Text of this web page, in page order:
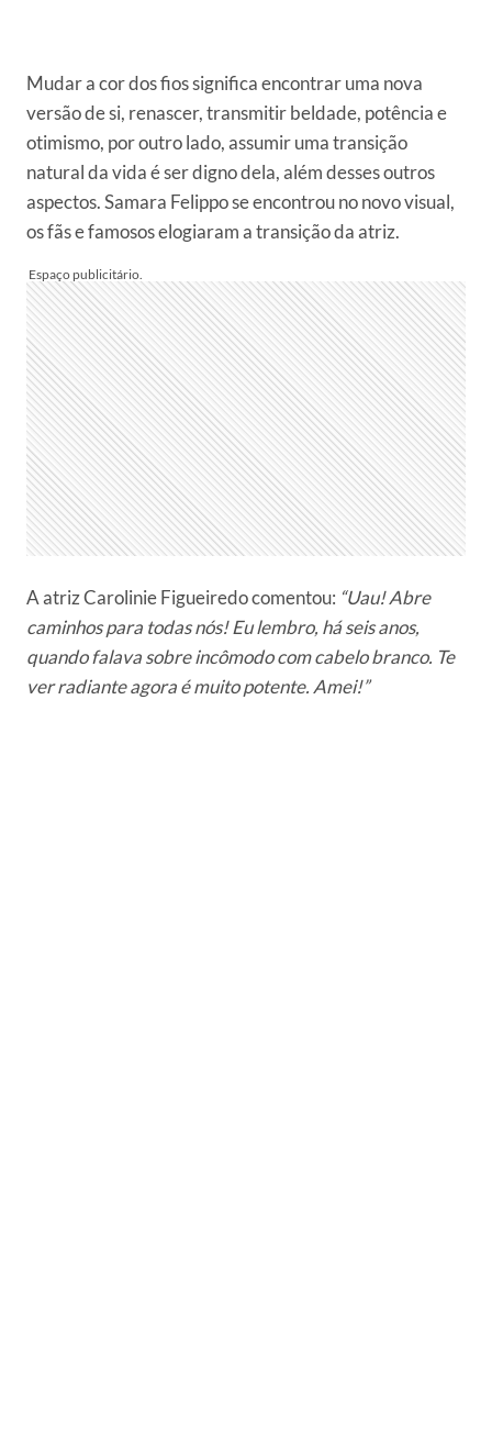
Mudar a cor dos fios significa encontrar uma nova
versão de si, renascer, transmitir beldade, potência e
otimismo, por outro lado, assumir uma transição
natural da vida é ser digno dela, além desses outros
aspectos. Samara Felippo se encontrou no novo visual,
os fãs e famosos elogiaram a transição da atriz.
A atriz Carolinie Figueiredo comentou: “Uau! Abre
caminhos para todas nós! Eu lembro, há seis anos,
quando falava sobre incômodo com cabelo branco. Te
ver radiante agora é muito potente. Amei!”